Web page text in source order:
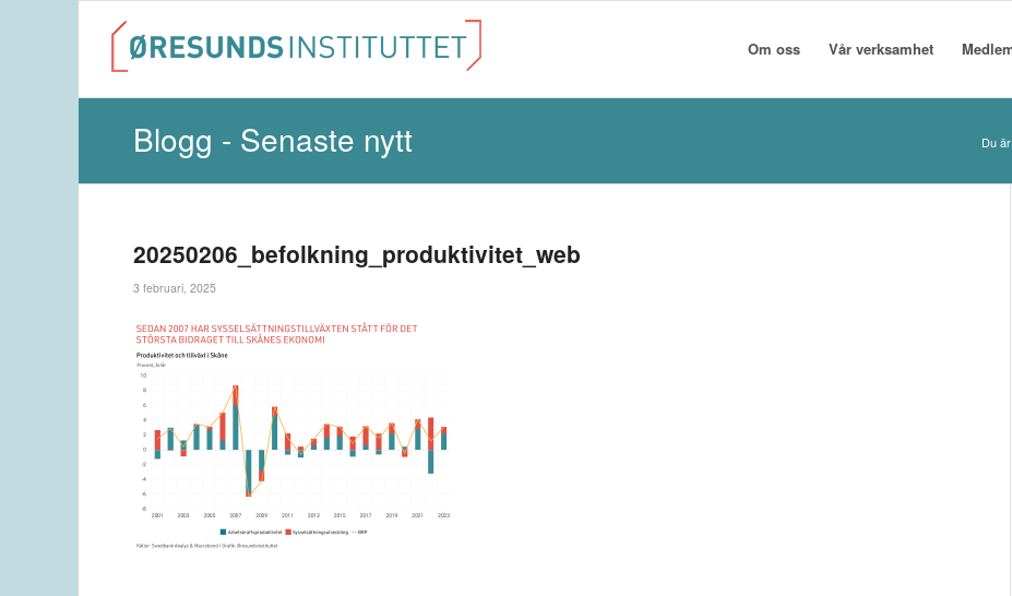
Om oss Vår verksamhet
Blogg - Senaste nytt Du
20250206_befolkning_produktivitet_web
3 februari, 2025